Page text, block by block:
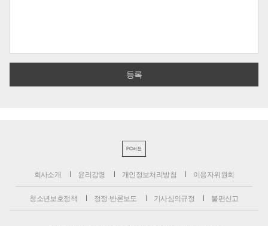
PC버전
회사소개 윤리강령 개인정보처리방침 이용자위원회
청소년보호정책 정정·반론보도 기사심의규정 불편신고